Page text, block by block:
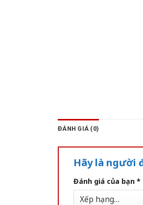
ĐÁNH GIÁ (0)
Hãy là người
Đánh giá của bạn *